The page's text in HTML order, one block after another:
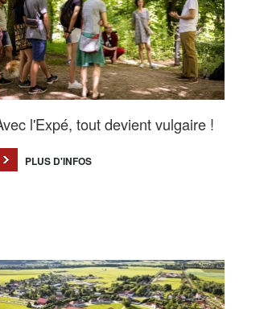
l'Expé, tout devient vulgaire !
PLUS D'INFOS